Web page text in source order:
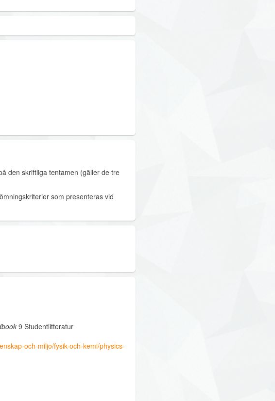
den skriftliga tentamen (gäller de tre
som presenteras vid
9 Studentlitteratur
och-miljo/fysik-och-kemi/physics-